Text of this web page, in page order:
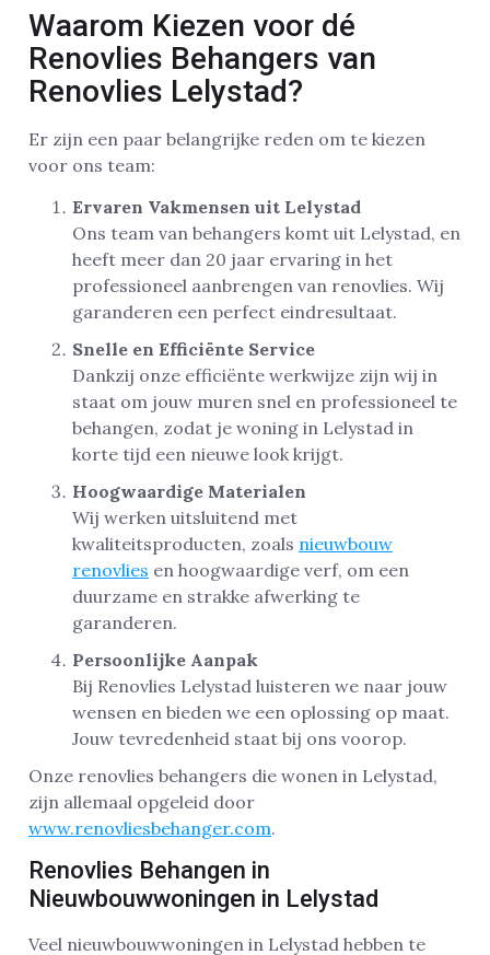
Waarom Kiezen voor dé
Renovlies Behangers van
Renovlies Lelystad?
Er zijn een paar belangrijke reden om te kiezen
voor ons team:
Ervaren Vakmensen uit Lelystad
Ons team van behangers komt uit Lelystad, en
heeft meer dan 20 jaar ervaring in het
professioneel aanbrengen van renovlies. Wij
garanderen een perfect eindresultaat.
Snelle en Efficiënte Service
Dankzij onze efficiënte werkwijze zijn wij in
staat om jouw muren snel en professioneel te
behangen, zodat je woning in Lelystad in
korte tijd een nieuwe look krijgt.
Hoogwaardige Materialen
Wij werken uitsluitend met
kwaliteitsproducten, zoals nieuwbouw
renovlies en hoogwaardige verf, om een
duurzame en strakke afwerking te
garanderen.
Persoonlijke Aanpak
Bij Renovlies Lelystad luisteren we naar jouw
wensen en bieden we een oplossing op maat.
Jouw tevredenheid staat bij ons voorop.
Onze renovlies behangers die wonen in Lelystad,
zijn allemaal opgeleid door
www.renovliesbehanger.com.
Renovlies Behangen in
Nieuwbouwwoningen in Lelystad
Veel nieuwbouwwoningen in Lelystad hebben te